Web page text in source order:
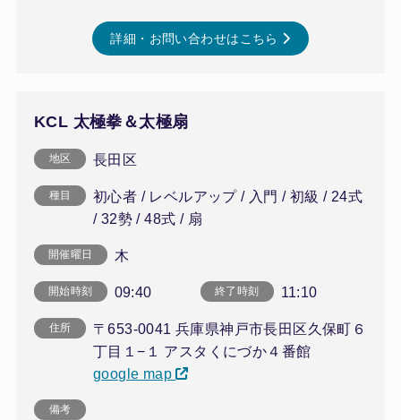
詳細・お問い合わせはこちら
KCL 太極拳＆太極扇
地区 長田区
種目
初心者 / レベルアップ / 入門 / 初級 / 24式
/ 32勢 / 48式 / 扇
開催曜日 木
開始時刻 09:40 終了時刻 11:10
住所
〒653-0041 兵庫県神戸市長田区久保町６
丁目１−１ アスタくにづか４番館
google map
備考